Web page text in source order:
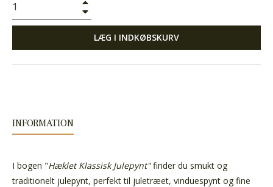
LÆG I INDKØBSKURV
INFORMATION
I bogen "Hæklet Klassisk Julepynt"finder du smukt og
traditionelt julepynt, perfekt til juletræet, vinduespynt og fine